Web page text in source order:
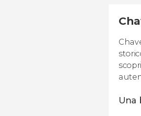
Una